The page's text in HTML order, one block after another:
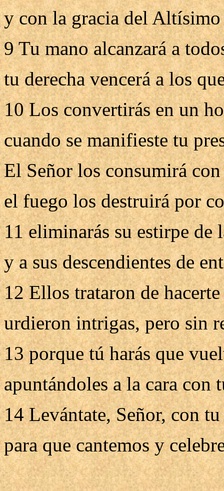
y con la gracia del
9 Tu mano alcanzará a
tu derecha vencerá a los
10 Los convertirás en un
cuando se manifieste tu
El Señor los consumirá
el fuego los destruirá por
11 eliminarás su estirpe de
y a sus descendientes de
12 Ellos trataron de
urdieron intrigas, pero sin
13 porque tú harás que
apuntándoles a la cara con
14 Levántate, Señor, con
para que cantemos y